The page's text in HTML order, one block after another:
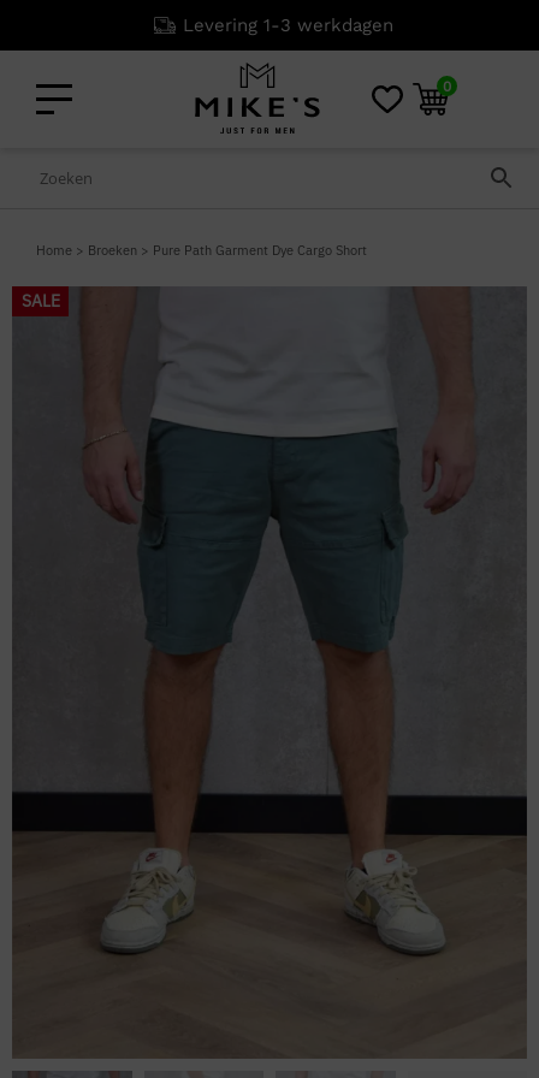
Levering 1-3 werkdagen
0
Home > Broeken > Pure Path Garment Dye Cargo Short
SALE